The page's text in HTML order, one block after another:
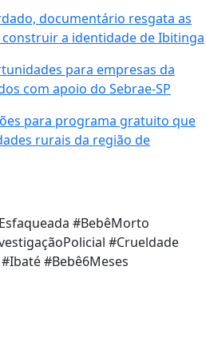
documentário resgata as
a identidade de Ibitinga
para empresas da
com apoio do Sebrae-SP
para programa gratuito que
rurais da região de
#BebêMorto
#Crueldade
#Bebê6Meses